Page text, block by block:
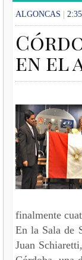
ALGONCAS | 2:35
en el
finalmente
En la Sala de
Juan